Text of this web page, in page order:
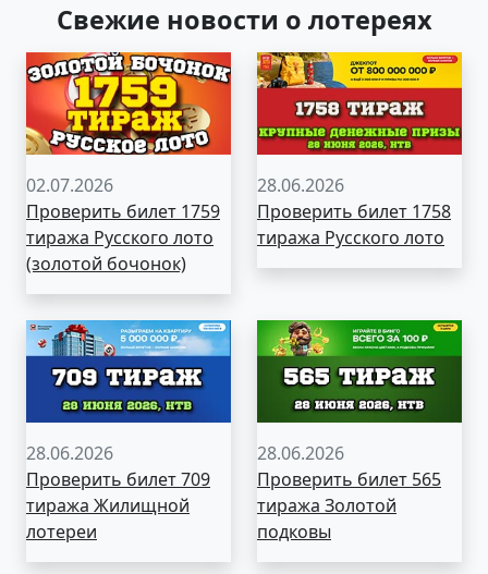
Свежие новости о лотереях
02.07.2026
Проверить билет 1759
тиража Русского лото
(золотой бочонок)
28.06.2026
Проверить билет 1758
тиража Русского лото
28.06.2026
Проверить билет 709
тиража Жилищной
лотереи
28.06.2026
Проверить билет 565
тиража Золотой
подковы